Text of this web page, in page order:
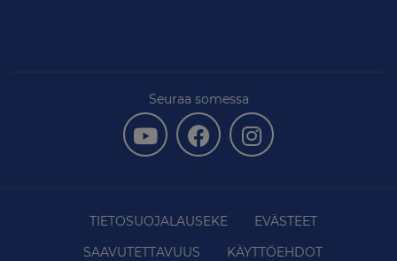
Seuraa somessa
TIETOSUOJALAUSEKE
EVÄSTEET
SAAVUTETTAVUUS
KÄYTTÖEHDOT